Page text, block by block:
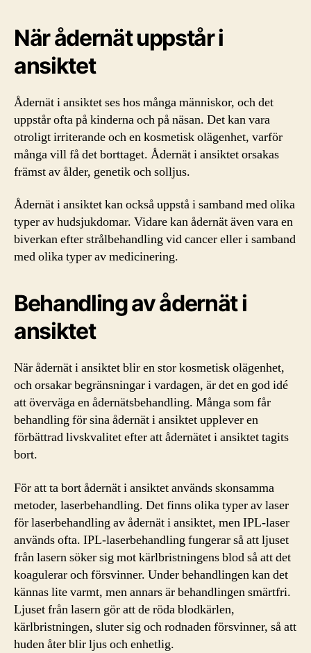
När ådernät uppstår i
ansiktet
Ådernät i ansiktet ses hos många människor, och det
uppstår ofta på kinderna och på näsan. Det kan vara
otroligt irriterande och en kosmetisk olägenhet, varför
många vill få det borttaget. Ådernät i ansiktet orsakas
främst av ålder, genetik och solljus.
Ådernät i ansiktet kan också uppstå i samband med olika
typer av hudsjukdomar. Vidare kan ådernät även vara en
biverkan efter strålbehandling vid cancer eller i samband
med olika typer av medicinering.
Behandling av ådernät i
ansiktet
När ådernät i ansiktet blir en stor kosmetisk olägenhet,
och orsakar begränsningar i vardagen, är det en god idé
att överväga en ådernätsbehandling. Många som får
behandling för sina ådernät i ansiktet upplever en
förbättrad livskvalitet efter att ådernätet i ansiktet tagits
bort.
För att ta bort ådernät i ansiktet används skonsamma
metoder, laserbehandling. Det finns olika typer av laser
för laserbehandling av ådernät i ansiktet, men IPL-laser
används ofta. IPL-laserbehandling fungerar så att ljuset
från lasern söker sig mot kärlbristningens blod så att det
koagulerar och försvinner. Under behandlingen kan det
kännas lite varmt, men annars är behandlingen smärtfri.
Ljuset från lasern gör att de röda blodkärlen,
kärlbristningen, sluter sig och rodnaden försvinner, så att
huden åter blir ljus och enhetlig.